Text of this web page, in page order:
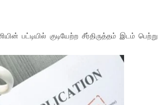
பட்டியில் குடியேற்ற சீர்திருத்தம் இடம் பெற்று